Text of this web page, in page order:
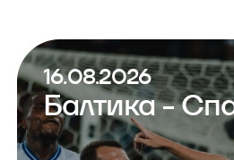
16.08.2026
Балтика -